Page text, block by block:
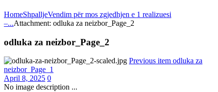
HomeShpalljeVendim për mos zgjedhjen e 1 realizuesi
–...Attachment: odluka za neizbor_Page_2
odluka za neizbor_Page_2
Previous item odluka za
neizbor_Page_1
April 8, 2025 0
No image description ...